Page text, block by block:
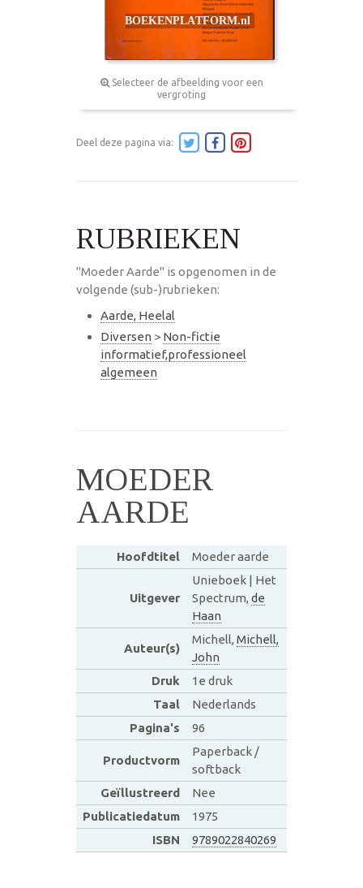
Selecteer de afbeelding voor een
vergroting
Deel deze pagina via:
RUBRIEKEN
"Moeder Aarde" is opgenomen in de
volgende (sub-)rubrieken:
Aarde, Heelal
Diversen > Non-fictie
informatief,professioneel
algemeen
MOEDER
AARDE
Hoofdtitel Moeder aarde
Uitgever
Unieboek | Het
Spectrum, de
Haan
Auteur(s)
Michell, Michell,
John
Druk
1e druk
Taal
Nederlands
Pagina's
96
Productvorm
Paperback /
softback
Geïllustreerd
Nee
Publicatiedatum
1975
ISBN
9789022840269